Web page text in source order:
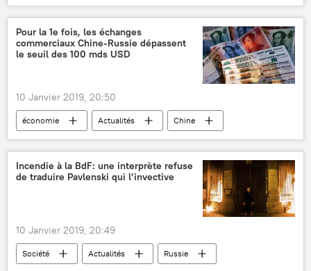
Mirage 2000
Pour la 1e fois, les échanges
commerciaux Chine-Russie dépassent
le seuil des 100 mds USD
10 Janvier 2019, 20:50
économie Actualités
Chine
Russie
Gao Feng
échanges commerciaux
douane
importations
exportations
Incendie à la BdF: une interprète refuse
de traduire Pavlenski qui l’invective
10 Janvier 2019, 20:49
Société Actualités
Russie